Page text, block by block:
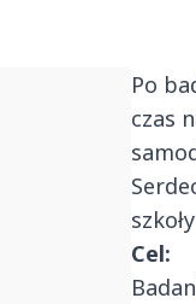
Po
czas
Cel: